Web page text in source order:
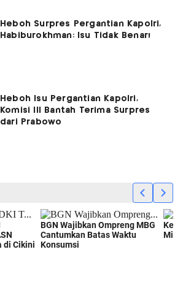
Heboh Surpres Pergantian Kapolri,
Habiburokhman: Isu Tidak Benar!
Heboh Isu Pergantian Kapolri,
Komisi III Bantah Terima Surpres
dari Prabowo